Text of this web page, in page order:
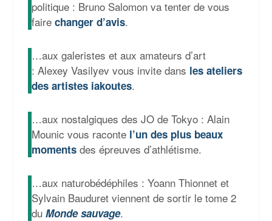
politique : Bruno Salomon va tenter de vous
faire changer d’avis.
…aux galeristes et aux amateurs d’art
: Alexey Vasilyev vous invite dans les ateliers
des artistes iakoutes.
…aux nostalgiques des JO de Tokyo : Alain
Mounic vous raconte l’un des plus beaux
moments des épreuves d’athlétisme.
…aux naturobédéphiles : Yoann Thionnet et
Sylvain Bauduret viennent de sortir le tome 2
du Monde sauvage.